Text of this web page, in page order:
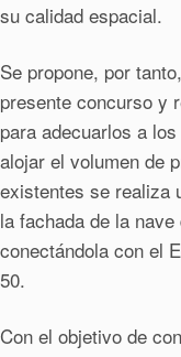
su calidad espacial.
Se propone, por
presente concurso y
para adecuarlos a
alojar el volumen de
existentes se realiza
la fachada de la
conectándola con el
50.
Con el objetivo de